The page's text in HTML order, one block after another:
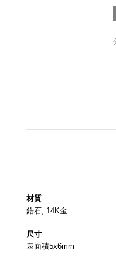
材質
鋯石, 14K金
尺寸
表面積5x6mm